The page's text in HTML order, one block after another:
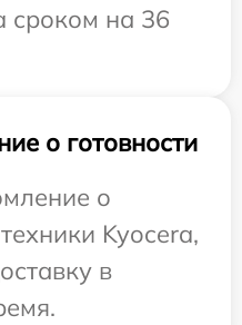
сроком на 36
о готовности
о
Kyocera,
в